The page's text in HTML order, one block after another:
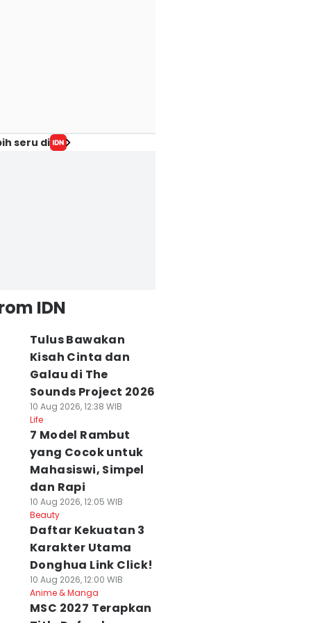
seru di
IDN
Tulus Bawakan
Kisah Cinta dan
Galau di The
Sounds Project 2026
10 Aug 2026, 12:38 WIB
Life
7 Model Rambut
yang Cocok untuk
Mahasiswi, Simpel
dan Rapi
10 Aug 2026, 12:05 WIB
Beauty
Daftar Kekuatan 3
Karakter Utama
Donghua Link Click!
10 Aug 2026, 12:00 WIB
Anime & Manga
MSC 2027 Terapkan